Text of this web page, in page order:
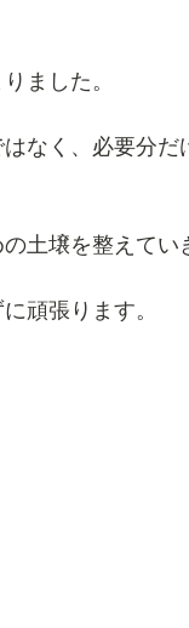
ました。
なく、必要分
土壌を整えてい
頑張ります。